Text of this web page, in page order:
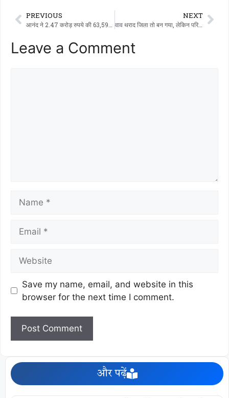
PREVIOUS NEXT
वाव थराद जिला तो बन गया, लेकिन परिवहन बन गया ‘मौत का सफर’
Leave a Comment
Save my name, email, and website in this
browser for the next time I comment.
और पढ़ें